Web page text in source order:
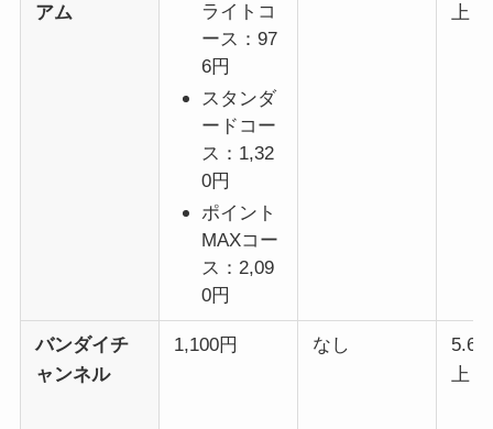
アム
ライトコ
ース：97
6円
スタンダ
ードコー
ス：1,32
0円
ポイント
MAXコー
ス：2,09
0円
上
バンダイチ
ャンネル
1,100円 なし
5.6
上